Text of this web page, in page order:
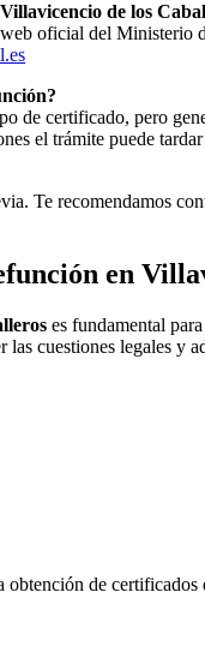
Villavicencio de los
oficial del Ministerio
de certificado, pero
el trámite puede
Te recomendamos
en
es fundamental
cuestiones legales y
de